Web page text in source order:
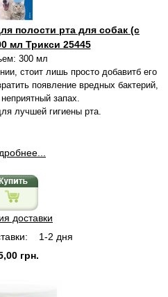
полости рта для собак (с
мл Трикси 25445
300 мл
стоит лишь просто добавитб его
появление вредных бактерий,
запах.
лучшей гигиены рта.
доставки
1-2 дня
грн.